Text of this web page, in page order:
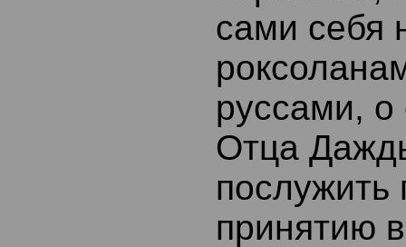
сами себя
руссами,
Отца
послужить
принятию